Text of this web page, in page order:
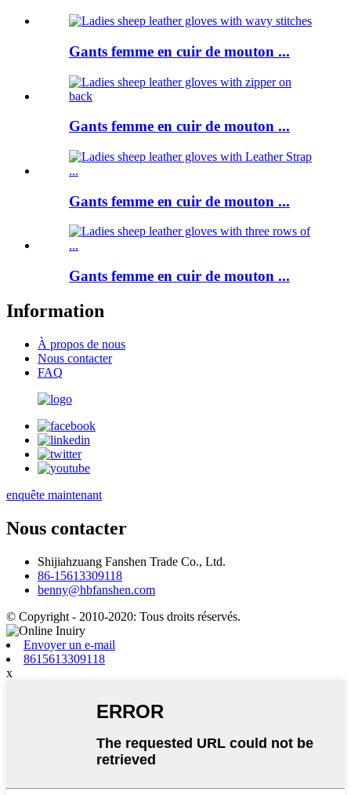
Gants femme en cuir de mouton ...
Gants femme en cuir de mouton ...
Gants femme en cuir de mouton ...
Gants femme en cuir de mouton ...
Information
À propos de nous
Nous contacter
FAQ
enquête maintenant
Nous contacter
Shijiahzuang Fanshen Trade Co., Ltd.
86-15613309118
benny@hbfanshen.com
© Copyright - 2010-2020: Tous droits réservés.
Envoyer un e-mail
8615613309118
x